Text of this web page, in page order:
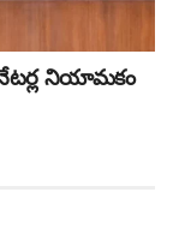
నియామకం